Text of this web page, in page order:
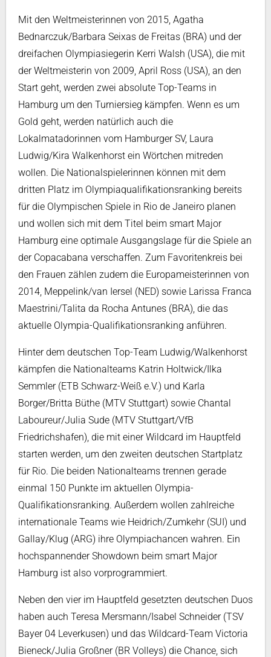
Mit den Weltmeisterinnen von 2015, Agatha
Bednarczuk/Barbara Seixas de Freitas (BRA) und der
dreifachen Olympiasiegerin Kerri Walsh (USA), die mit
der Weltmeisterin von 2009, April Ross (USA), an den
Start geht, werden zwei absolute Top-Teams in
Hamburg um den Turniersieg kämpfen. Wenn es um
Gold geht, werden natürlich auch die
Lokalmatadorinnen vom Hamburger SV, Laura
Ludwig/Kira Walkenhorst ein Wörtchen mitreden
wollen. Die Nationalspielerinnen können mit dem
dritten Platz im Olympiaqualifikationsranking bereits
für die Olympischen Spiele in Rio de Janeiro planen
und wollen sich mit dem Titel beim smart Major
Hamburg eine optimale Ausgangslage für die Spiele an
der Copacabana verschaffen. Zum Favoritenkreis bei
den Frauen zählen zudem die Europameisterinnen von
2014, Meppelink/van Iersel (NED) sowie Larissa Franca
Maestrini/Talita da Rocha Antunes (BRA), die das
aktuelle Olympia-Qualifikationsranking anführen.
Hinter dem deutschen Top-Team Ludwig/Walkenhorst
kämpfen die Nationalteams Katrin Holtwick/Ilka
Semmler (ETB Schwarz-Weiß e.V.) und Karla
Borger/Britta Büthe (MTV Stuttgart) sowie Chantal
Laboureur/Julia Sude (MTV Stuttgart/VfB
Friedrichshafen), die mit einer Wildcard im Hauptfeld
starten werden, um den zweiten deutschen Startplatz
für Rio. Die beiden Nationalteams trennen gerade
einmal 150 Punkte im aktuellen Olympia-
Qualifikationsranking. Außerdem wollen zahlreiche
internationale Teams wie Heidrich/Zumkehr (SUI) und
Gallay/Klug (ARG) ihre Olympiachancen wahren. Ein
hochspannender Showdown beim smart Major
Hamburg ist also vorprogrammiert.
Neben den vier im Hauptfeld gesetzten deutschen Duos
haben auch Teresa Mersmann/Isabel Schneider (TSV
Bayer 04 Leverkusen) und das Wildcard-Team Victoria
Bieneck/Julia Großner (BR Volleys) die Chance, sich